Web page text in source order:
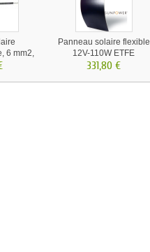
6 mm2,
UV &
Panneau solaire flexible
12V-110W ETFE
SunPower MAXEON 3
331,80 €